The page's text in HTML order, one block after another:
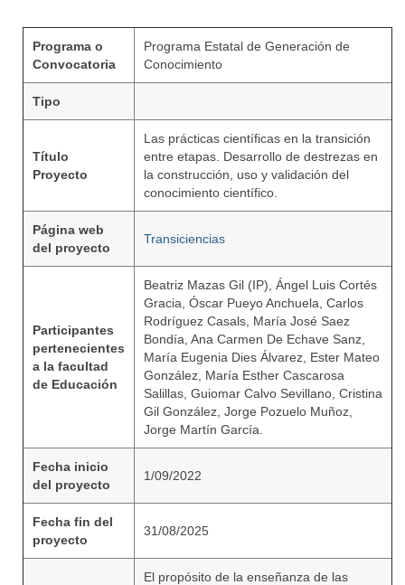
Programa o
Convocatoria
Programa Estatal de Generación de
Conocimiento
Tipo
Título
Proyecto
Las prácticas científicas en la transición
entre etapas. Desarrollo de destrezas en
la construcción, uso y validación del
conocimiento científico.
Página web
del proyecto
Transiciencias
Participantes
pertenecientes
a la facultad
de Educación
Beatriz Mazas Gil (IP), Ángel Luis Cortés
Gracia, Óscar Pueyo Anchuela, Carlos
Rodríguez Casals, María José Saez
Bondía, Ana Carmen De Echave Sanz,
María Eugenia Dies Álvarez, Ester Mateo
González, María Esther Cascarosa
Salillas, Guiomar Calvo Sevillano, Cristina
Gil González, Jorge Pozuelo Muñoz,
Jorge Martín García.
Fecha inicio
del proyecto
1/09/2022
Fecha fin del
proyecto
31/08/2025
El propósito de la enseñanza de las